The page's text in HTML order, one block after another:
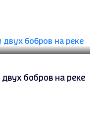
бобров на реке